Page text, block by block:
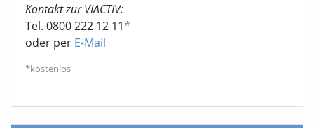
Kontakt zur VIACTIV:
Tel. 0800 222 12 11*
oder per E-Mail
*kostenlos